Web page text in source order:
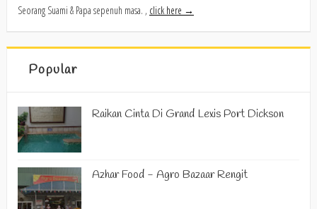
Seorang Suami & Papa sepenuh masa. , click here →
Popular
Raikan Cinta Di Grand Lexis Port Dickson
Azhar Food - Agro Bazaar Rengit